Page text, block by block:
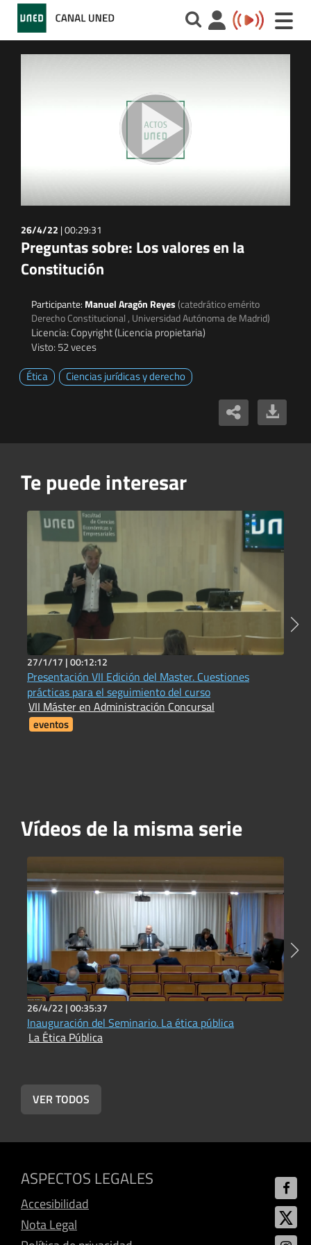
Toggle
26/4/22 |00:29:31
Preguntas sobre: Los valores en la
Constitución
Participante: Manuel Aragón Reyes(catedrático emérito
Derecho Constitucional , Universidad Autónoma de Madrid)
Licencia: Copyright (Licencia propietaria)
Visto: 52 veces
Ética
Ciencias jurídicas y derecho
Te puede interesar
27/1/17 |00:12:12
Presentación VII Edición del Master. Cuestiones
prácticas para el seguimiento del curso
VII Máster en Administración Concursal
eventos
Vídeos de la misma serie
26/4/22 |00:35:37
Inauguración del Seminario. La ética pública
La Ética Pública
VER TODOS
ASPECTOS LEGALES
Accesibilidad
Nota Legal